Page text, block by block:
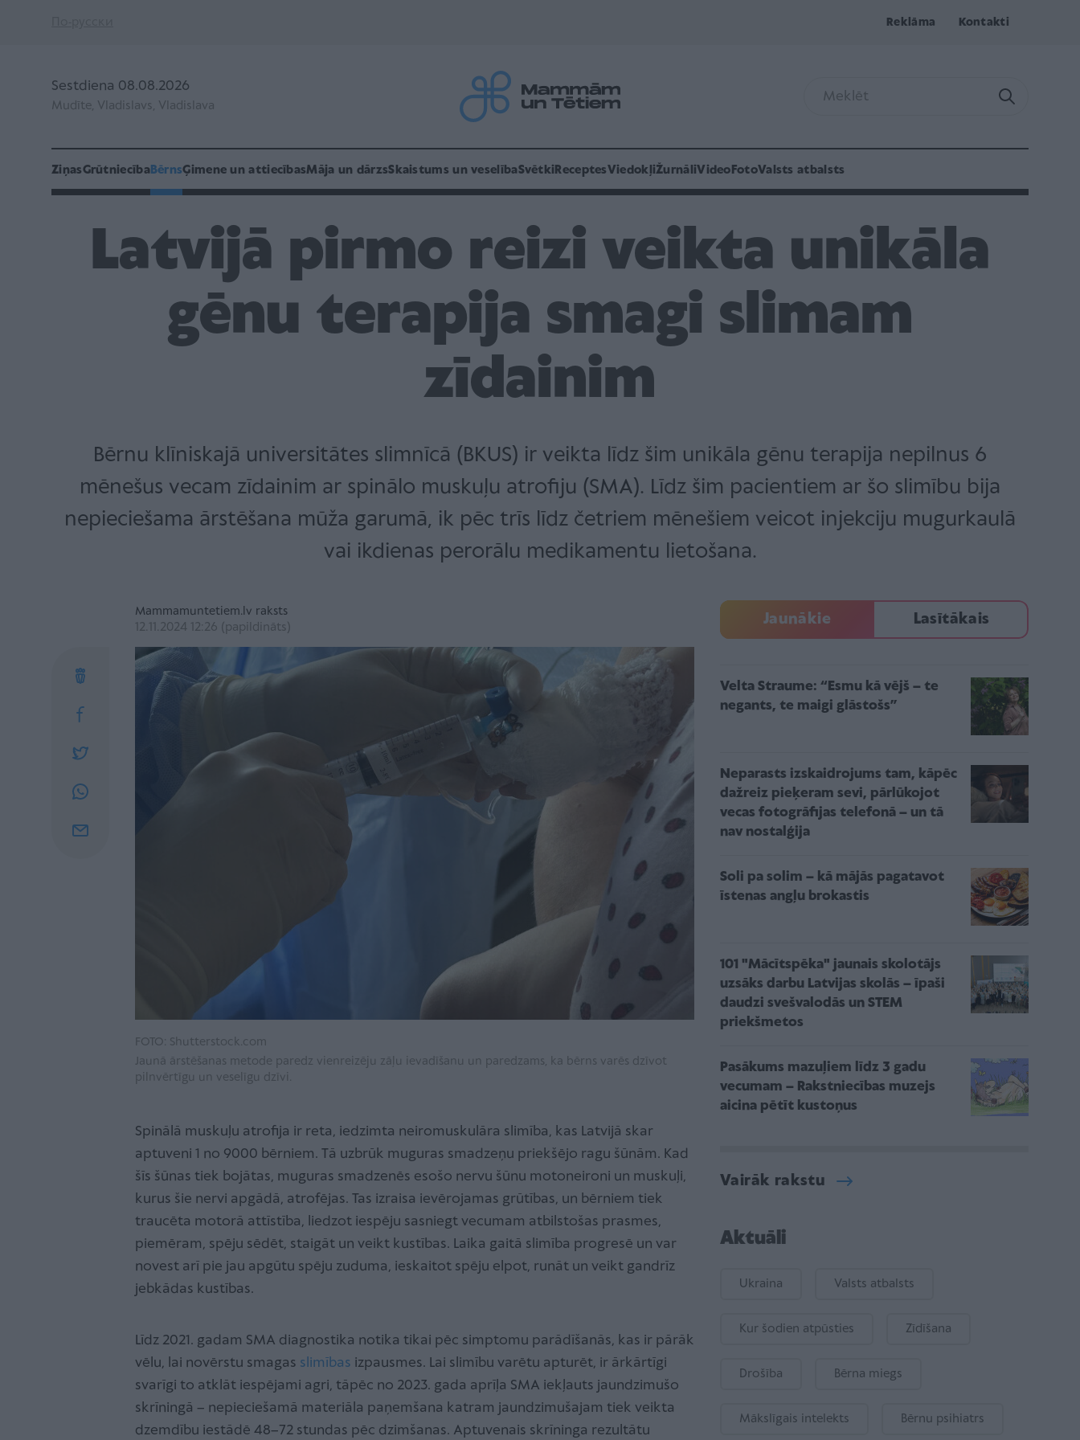
Reklāma Kontakti
Sestdiena 08.08.2026
Mudīte, Vladislavs, Vladislava
ZiņasGrūtniecībaBērnsĢimene un attiecībasMāja un dārzsSkaistums un veselībaSvētki ReceptesViedokļiŽurnāliVideo FotoValsts atbalsts
Latvijā pirmo reizi veikta unikāla
gēnu terapija smagi slimam
zīdainim
Bērnu klīniskajā universitātes slimnīcā (BKUS) ir veikta līdz šim unikāla gēnu terapija nepilnus 6
mēnešus vecam zīdainim ar spinālo muskuļu atrofiju (SMA). Līdz šim pacientiem ar šo slimību bija
nepieciešama ārstēšana mūža garumā, ik pēc trīs līdz četriem mēnešiem veicot injekciju mugurkaulā
vai ikdienas perorālu medikamentu lietošana.
Mammamuntetiem.lv raksts
12.11.2024 12:26 (papildināts)
FOTO: Shutterstock.com
Jaunā ārstēšanas metode paredz vienreizēju zāļu ievadīšanu un paredzams, ka bērns varēs dzīvot
pilnvērtīgu un veselīgu dzīvi.
Spinālā muskuļu atrofija ir reta, iedzimta neiromuskulāra slimība, kas Latvijā skar
aptuveni 1 no 9000 bērniem. Tā uzbrūk muguras smadzeņu priekšējo ragu šūnām. Kad
šīs šūnas tiek bojātas, muguras smadzenēs esošo nervu šūnu motoneironi un muskuļi,
kurus šie nervi apgādā, atrofējas. Tas izraisa ievērojamas grūtības, un bērniem tiek
traucēta motorā attīstība, liedzot iespēju sasniegt vecumam atbilstošas prasmes,
piemēram, spēju sēdēt, staigāt un veikt kustības. Laika gaitā slimība progresē un var
novest arī pie jau apgūtu spēju zuduma, ieskaitot spēju elpot, runāt un veikt gandrīz
jebkādas kustības.
Līdz 2021. gadam SMA diagnostika notika tikai pēc simptomu parādīšanās, kas ir pārāk
vēlu, lai novērstu smagas slimības izpausmes. Lai slimību varētu apturēt, ir ārkārtīgi
svarīgi to atklāt iespējami agri, tāpēc no 2023. gada aprīļa SMA iekļauts jaundzimušo
skrīningā – nepieciešamā materiāla paņemšana katram jaundzimušajam tiek veikta
dzemdību iestādē 48–72 stundas pēc dzimšanas. Aptuvenais skrīninga rezultātu
Jaunākie Lasītākais
Velta Straume: “Esmu kā vējš – te
negants, te maigi glāstošs”
Neparasts izskaidrojums tam, kāpēc
dažreiz pieķeram sevi, pārlūkojot
vecas fotogrāfijas telefonā – un tā
nav nostalģija
Soli pa solim – kā mājās pagatavot
īstenas angļu brokastis
101 "Mācītspēka" jaunais skolotājs
uzsāks darbu Latvijas skolās – īpaši
daudzi svešvalodās un STEM
priekšmetos
Pasākums mazuļiem līdz 3 gadu
vecumam – Rakstniecības muzejs
aicina pētīt kustoņus
Vairāk rakstu
Aktuāli
Ukraina Valsts atbalsts
Kur šodien atpūsties Zīdīšana
Drošība Bērna miegs
Mākslīgais intelekts Bērnu psihiatrs